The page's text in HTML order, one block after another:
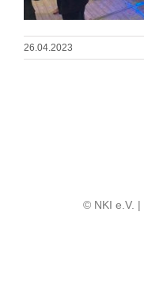
26.04.2023
© NKI e.V. |